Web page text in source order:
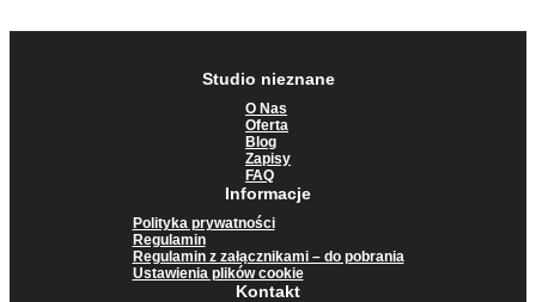
Studio nieznane
O Nas
Oferta
Blog
Zapisy
FAQ
Informacje
Polityka prywatności
Regulamin
Regulamin z załącznikami – do pobrania
Ustawienia plików cookie
Kontakt